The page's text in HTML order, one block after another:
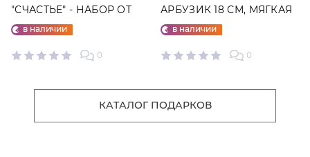
"СЧАСТЬЕ" - НАБОР ОТ
"ФАБРИКИ СЧАСТЬЕ"
в наличии
0
АРБУЗИК 18 СМ, МЯГКАЯ
ИГРУШКА
в наличии
0
КАТАЛОГ ПОДАРКОВ